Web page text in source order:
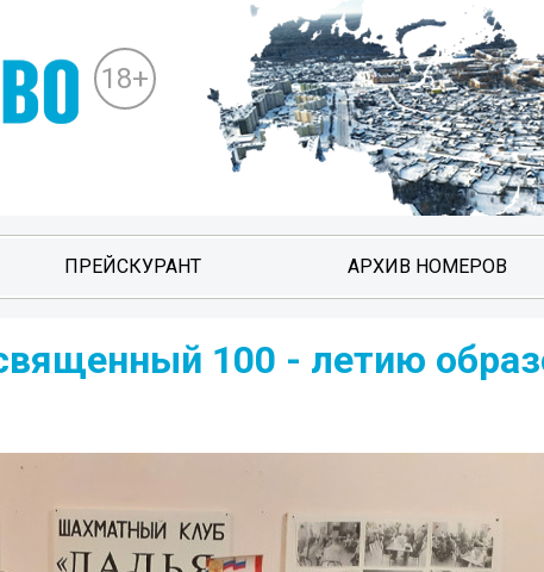
18+
ПРЕЙСКУРАНТ АРХИВ НОМЕРОВ
100 - летию